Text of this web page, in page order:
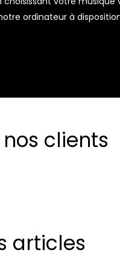
ordinateur à
clients
articles